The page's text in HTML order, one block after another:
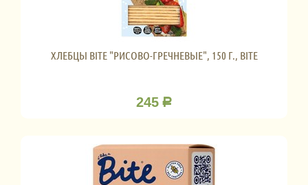
ХЛЕБЦЫ BITE "РИСОВО-ГРЕЧНЕВЫЕ", 150 Г., BITE
245 Р